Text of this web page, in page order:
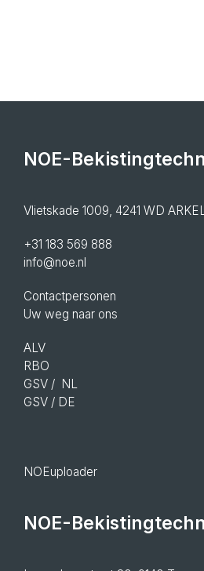
NOE-
Vlietskade 1009, 4241 WD
+31 183 569 888
info@noe.nl
Contactpersonen
Uw weg naar ons
ALV
RBO
GSV / NL
GSV / DE
NOEuploader
NOE-